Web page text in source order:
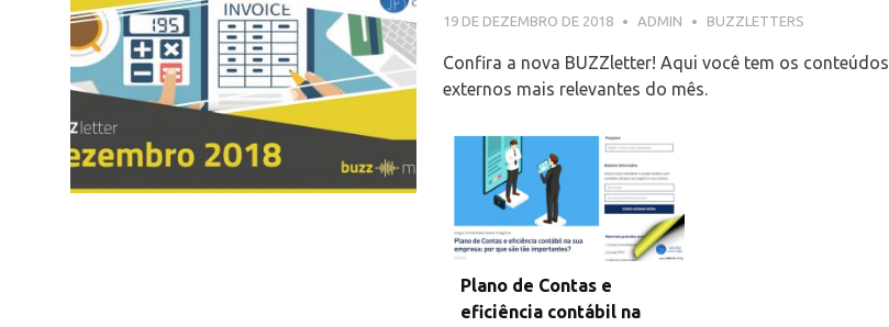
19 DE DEZEMBRO DE 2018 ADMIN BUZZLETTERS
Confira a nova BUZZletter! Aqui você tem os conteúdos
externos mais relevantes do mês.
Plano de Contas e
eficiência contábil na